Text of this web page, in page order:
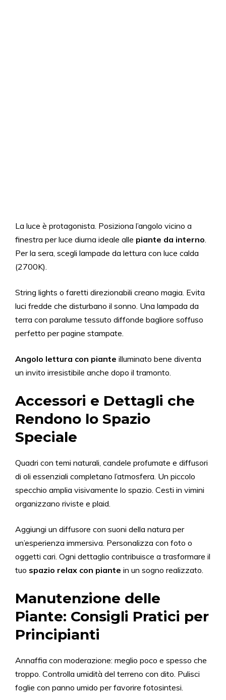
La luce è protagonista. Posiziona l’angolo vicino a
finestra per luce diurna ideale alle piante da interno.
Per la sera, scegli lampade da lettura con luce calda
(2700K).
String lights o faretti direzionabili creano magia. Evita
luci fredde che disturbano il sonno. Una lampada da
terra con paralume tessuto diffonde bagliore soffuso
perfetto per pagine stampate.
Angolo lettura con piante illuminato bene diventa
un invito irresistibile anche dopo il tramonto.
Accessori e Dettagli che
Rendono lo Spazio
Speciale
Quadri con temi naturali, candele profumate e diffusori
di oli essenziali completano l’atmosfera. Un piccolo
specchio amplia visivamente lo spazio. Cesti in vimini
organizzano riviste e plaid.
Aggiungi un diffusore con suoni della natura per
un’esperienza immersiva. Personalizza con foto o
oggetti cari. Ogni dettaglio contribuisce a trasformare il
tuo spazio relax con piante in un sogno realizzato.
Manutenzione delle
Piante: Consigli Pratici per
Principianti
Annaffia con moderazione: meglio poco e spesso che
troppo. Controlla umidità del terreno con dito. Pulisci
foglie con panno umido per favorire fotosintesi.